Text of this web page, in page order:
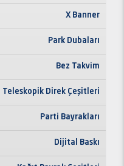
X Banner
Park Dubaları
Bez Takvim
Teleskopik Direk Çeşitleri
Parti Bayrakları
Dijital Baskı